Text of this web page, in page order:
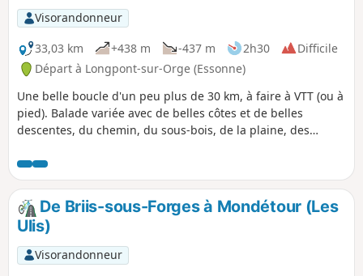
Visorandonneur
33,03 km
+438 m -437 m 2h30
Difficile
Départ à Longpont-sur-Orge (Essonne)
Une belle boucle d'un peu plus de 30 km, à faire à VTT (ou à
pied). Balade variée avec de belles côtes et de belles
descentes, du chemin, du sous-bois, de la plaine, des
ou de modifier sensiblement le parcours.
De Briis-sous-Forges à Mondétour (Les
Ulis)
Visorandonneur